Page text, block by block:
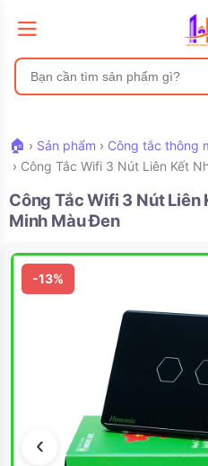
🏠 › Sản phẩm › Công tắc thông
› Công Tắc Wifi 3 Nút Liên Kết
Công Tắc Wifi 3 Nút Liên
Minh Màu Đen
‹
-13%